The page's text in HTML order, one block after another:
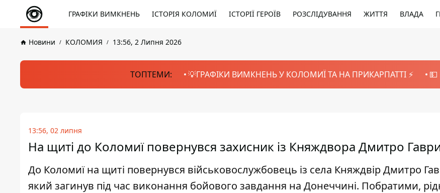
ГРАФІКИ ВИМКНЕНЬ ІСТОРІЯ КОЛОМИЇ ІСТОРІЇ ГЕРОЇВ РОЗСЛІДУВАННЯ ЖИТТЯ ВЛАДА
Новини КОЛОМИЯ 13:56, 2 Липня 2026
ТОПТЕМИ: 💡ГРАФІКИ ВИМКНЕНЬ У КОЛОМИЇ ТА НА ПРИКАРПАТТІ ⚡️
13:56, 02 липня
На щиті до Коломиї повернувся захисник із Княждвора Дмитро
До Коломиї на щиті повернувся військовослужбовець із села Княждвір Дмитро
який загинув під час виконання бойового завдання на Донеччині. Побратими,